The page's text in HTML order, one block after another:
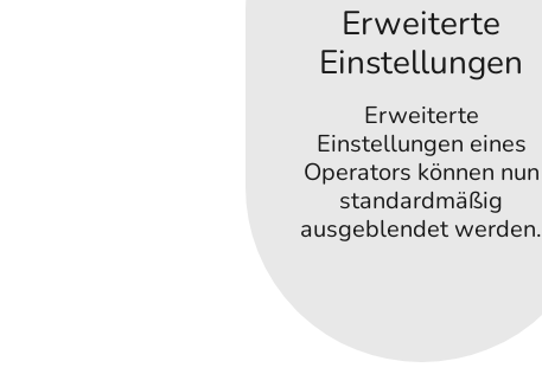
Erweiterte
Einstellungen
Erweiterte
Einstellungen eines
Operators können nun
standardmäßig
ausgeblendet werden.